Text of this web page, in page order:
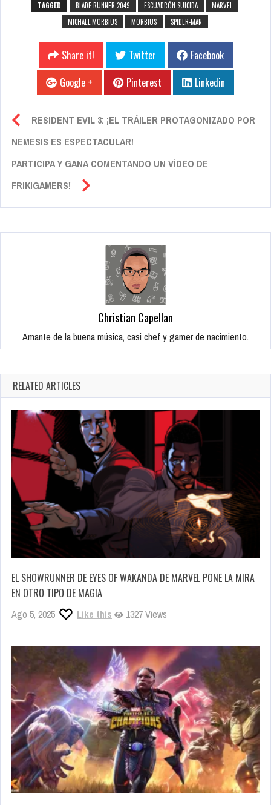
TAGGED BLADE RUNNER 2049 ESCUADRÓN SUICIDA
MARVEL
MICHAEL MORBIUS
MORBIUS SPIDER-MAN
Share it! Twitter
Facebook
Google +
Pinterest Linkedin
RESIDENT EVIL 3: ¡EL TRÁILER PROTAGONIZADO POR
NEMESIS ES ESPECTACULAR!
PARTICIPA Y GANA COMENTANDO UN VÍDEO DE
FRIKIGAMERS!
Christian Capellan
Amante de la buena música, casi chef y gamer de nacimiento.
RELATED ARTICLES
EL SHOWRUNNER DE EYES OF WAKANDA DE MARVEL PONE LA MIRA
EN OTRO TIPO DE MAGIA
Ago 5, 2025 Like this 1327 Views